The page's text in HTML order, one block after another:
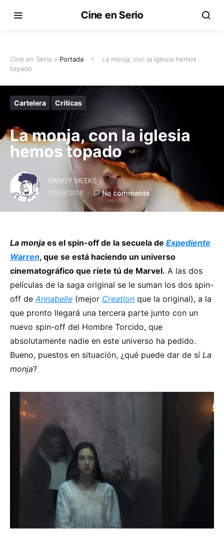
Cine en Serio
Cine en Serio » Portada
La monja, con la iglesia hemos
topado
Cartelera Críticas
La monja, con la iglesia
hemos topado
RANDY MEEKS
07/09/2018 No comments
La monja es el spin-off de la secuela de Expediente
Warren, que se está haciendo un universo
cinematográfico que ríete tú de Marvel. A las dos
películas de la saga original se le suman los dos spin-
off deAnnabelle (mejor Creation que la original), a la
que pronto llegará una tercera parte junto con un
nuevo spin-off del Hombre Torcido, que
absolutamente nadie en este universo ha pedido.
Bueno, puestos en situación, ¿qué puede dar de sí La
monja?